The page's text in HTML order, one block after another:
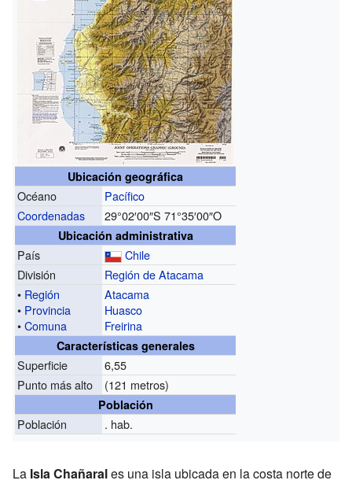
Ubicación geográfica
Océano
Pacífico
Coordenadas
29°02′00″S 71°35′00″O
Ubicación administrativa
País
Chile
División
Región de Atacama
• Región
• Provincia
•Comuna
Atacama
Huasco
Freirina
Características generales
Superficie
6,55
Punto más alto
(121 metros)
Población
Población . hab.
La Isla Chañarales una isla ubicada en la costa norte de